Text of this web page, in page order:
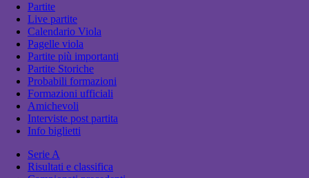
Partite
Live partite
Calendario Viola
Pagelle viola
Partite più importanti
Partite Storiche
Probabili formazioni
Formazioni ufficiali
Amichevoli
Interviste post partita
Info biglietti
Serie A
Risultati e classifica